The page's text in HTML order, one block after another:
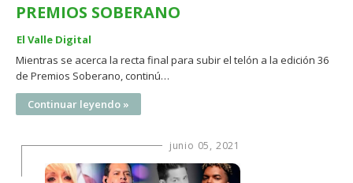
PREMIOS SOBERANO
El Valle Digital
Mientras se acerca la recta final para subir el telón a la edición 36
de Premios Soberano, continú…
Continuar leyendo »
junio 05, 2021